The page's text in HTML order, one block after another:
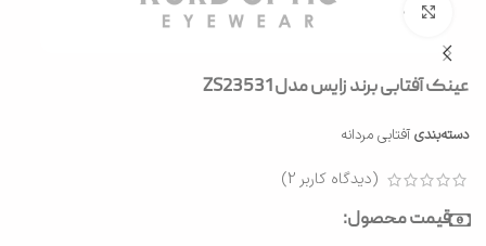
بزرگنمایی تصویر
عینک آفتابی برند زایس مدل ZS23531
دسته‌بندی آفتابی مردانه
(دیدگاه کاربر 2
)
قیمت محصول: